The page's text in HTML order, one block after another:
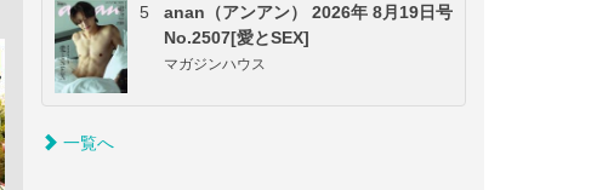
5
anan（アンアン） 2026年 8月19日号
No.2507[愛とSEX]
マガジンハウス
一覧へ